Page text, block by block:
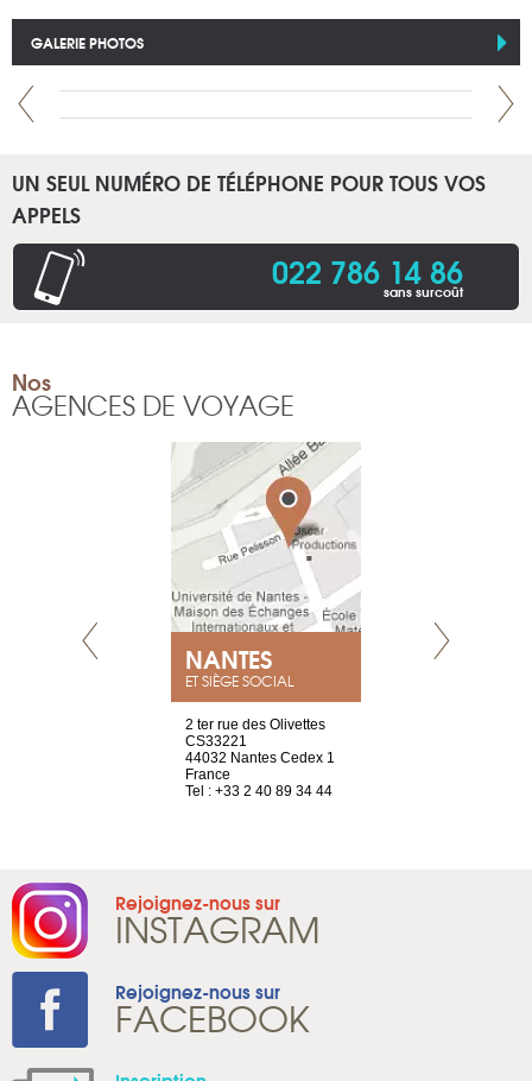
GALERIE PHOTOS
UN SEUL NUMÉRO DE TÉLÉPHONE POUR TOUS VOS
APPELS
022 786 14 86
sans surcoût
Nos
AGENCES DE VOYAGE
NANTES
ET SIÈGE SOCIAL
2 ter rue des Olivettes
CS33221
44032 Nantes Cedex 1
France
Tel : +33 2 40 89 34 44
Rejoignez-nous sur
INSTAGRAM
Rejoignez-nous sur
FACEBOOK